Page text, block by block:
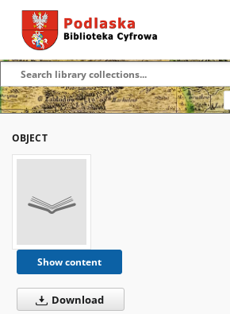
OBJECT
Show content
Download